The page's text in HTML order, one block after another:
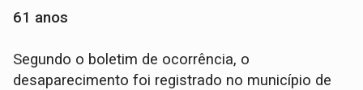
61 anos
Segundo o boletim de ocorrência, o
desaparecimento foi registrado no município de